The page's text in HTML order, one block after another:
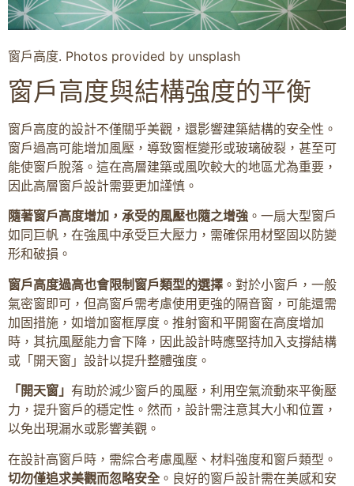
窗戶高度. Photos provided by unsplash
窗戶高度與結構強度的平衡
窗戶高度的設計不僅關乎美觀，還影響建築結構的安全性。
窗戶過高可能增加風壓，導致窗框變形或玻璃破裂，甚至可
能使窗戶脫落。這在高層建築或風吹較大的地區尤為重要，
因此高層窗戶設計需要更加謹慎。
隨著窗戶高度增加，承受的風壓也隨之增強 。一扇大型窗戶
如同巨帆，在強風中承受巨大壓力，需確保用材堅固以防變
形和破損。
窗戶高度過高也會限制窗戶類型的選擇 。對於小窗戶，一般
氣密窗即可，但高窗戶需考慮使用更強的隔音窗，可能還需
加固措施，如增加窗框厚度。推射窗和平開窗在高度增加
時，其抗風壓能力會下降，因此設計時應堅持加入支撐結構
或「開天窗」設計以提升整體強度。
「開天窗」 有助於減少窗戶的風壓，利用空氣流動來平衡壓
力，提升窗戶的穩定性。然而，設計需注意其大小和位置，
以免出現漏水或影響美觀。
在設計高窗戶時，需綜合考慮風壓、材料強度和窗戶類型。
切勿僅追求美觀而忽略安全 。良好的窗戶設計需在美感和安